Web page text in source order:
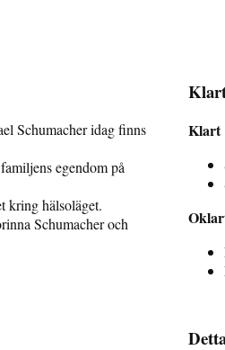
Schumacher idag finns
egendom på
kring hälsoläget.
Schumacher och
Klart